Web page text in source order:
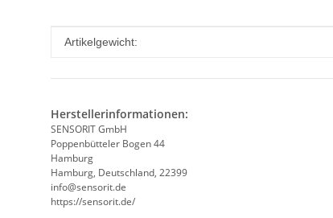
Produkteigenschaft
Wert
Artikelgewicht:
Herstellerinformationen:
SENSORIT GmbH
Poppenbütteler Bogen 44
Hamburg
Hamburg, Deutschland, 22399
info@sensorit.de
https://sensorit.de/